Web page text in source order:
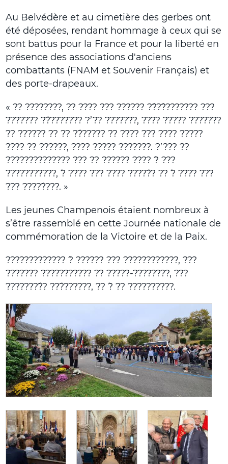
Au Belvédère et au cimetière des gerbes ont
été déposées, rendant hommage à ceux qui se
sont battus pour la France et pour la liberté en
présence des associations d'anciens
combattants (FNAM et Souvenir Français) et
des porte-drapeaux.
« ?? ????????, ?? ???? ??? ?????? ??́??́??????? ???
??????? ??́??????? ?’?? ???????, ???? ????? ???????
?? ?????? ?? ?? ??́????? ?? ???? ??? ???? ?????
???? ?? ??????, ???? ????? ???????́. ?’??? ??
?????????????? ??? ?? ?????? ???? ?̀ ???
???????????, ?̀ ???? ??? ???? ?????́? ?? ?̀ ???? ???
??? ?????́???. »
Les jeunes Champenois étaient nombreux à
s’être rassemblé en cette Journée nationale de
commémoration de la Victoire et de la Paix.
????????????? ?̀ ?????? ??? ????????????, ???
??????? ??????????? ?? ?????-????????, ???
????????́? ???́??????, ?? ?̀ ?? ??????????.